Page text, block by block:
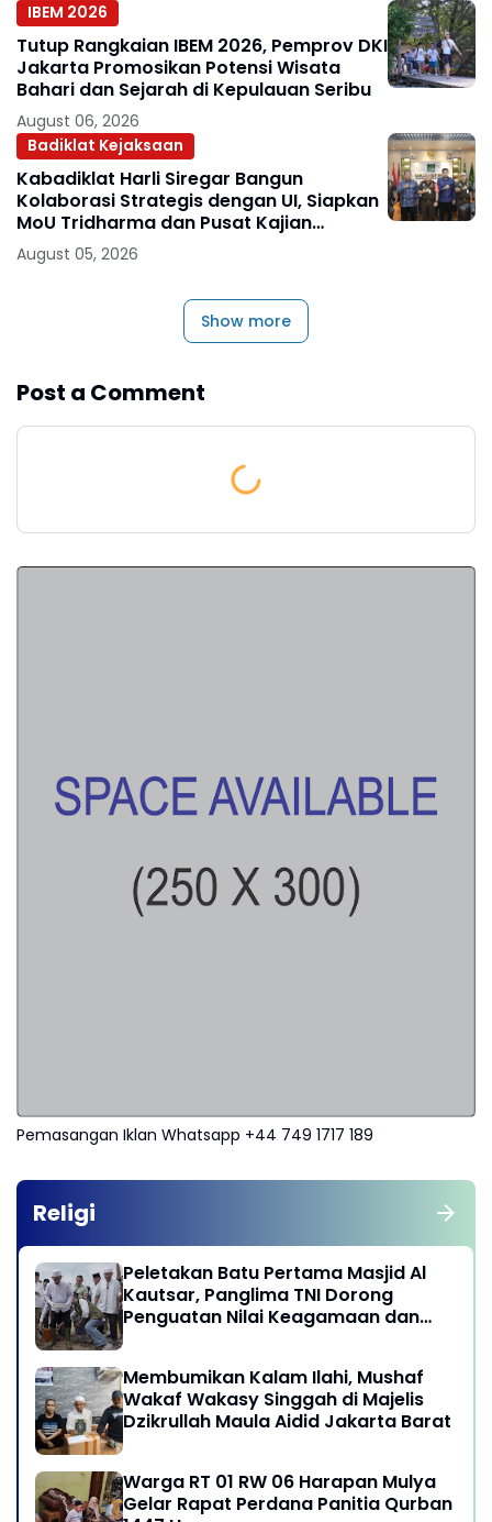
IBEM 2026
Tutup Rangkaian IBEM 2026, Pemprov DKI
Jakarta Promosikan Potensi Wisata
Bahari dan Sejarah di Kepulauan Seribu
August 06, 2026
Badiklat Kejaksaan
Kabadiklat Harli Siregar Bangun
Kolaborasi Strategis dengan UI, Siapkan
MoU Tridharma dan Pusat Kajian
Kejaksaan
August 05, 2026
Show more
Post a Comment
Pemasangan Iklan Whatsapp +44 749 1717 189
Religi
Peletakan Batu Pertama Masjid Al
Kautsar, Panglima TNI Dorong
Penguatan Nilai Keagamaan dan
Membumikan Kalam Ilahi, Mushaf
Wakaf Wakasy Singgah di Majelis
Dzikrullah Maula Aidid Jakarta Barat
Warga RT 01 RW 06 Harapan Mulya
Gelar Rapat Perdana Panitia Qurban